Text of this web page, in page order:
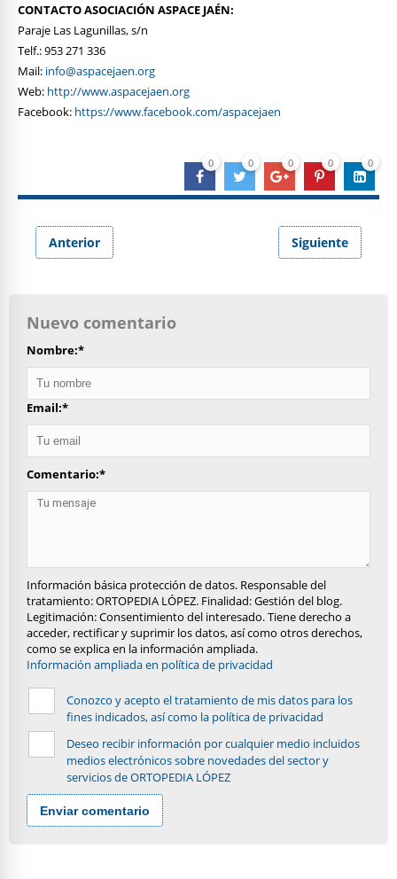
CONTACTO ASOCIACIÓN ASPACE JAÉN:
Paraje Las Lagunillas, s/n
Telf.: 953 271 336
Mail: info@aspacejaen.org
Web: http://www.aspacejaen.org
Facebook: https://www.facebook.com/aspacejaen
0 0 0 0 0
Anterior Siguiente
Nuevo comentario
Nombre:*
Email:*
Comentario:*
Información básica protección de datos. Responsable del
tratamiento: ORTOPEDIA LÓPEZ. Finalidad: Gestión del blog.
Legitimación: Consentimiento del interesado. Tiene derecho a
acceder, rectificar y suprimir los datos, así como otros derechos,
como se explica en la información ampliada.
Información ampliada en política de privacidad
Conozco y acepto el tratamiento de mis datos para los
fines indicados, así como la política de privacidad
Deseo recibir información por cualquier medio incluidos
medios electrónicos sobre novedades del sector y
servicios de ORTOPEDIA LÓPEZ
Enviar comentario